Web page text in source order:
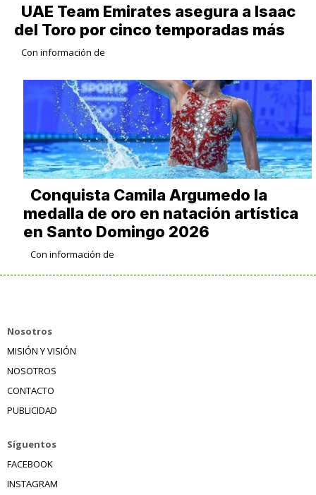
UAE Team Emirates asegura a Isaac
del Toro por cinco temporadas más
Con información de
Conquista Camila Argumedo la
medalla de oro en natación artística
en Santo Domingo 2026
Con información de
Nosotros
MISIÓN Y VISIÓN
NOSOTROS
CONTACTO
PUBLICIDAD
Síguentos
FACEBOOK
INSTAGRAM